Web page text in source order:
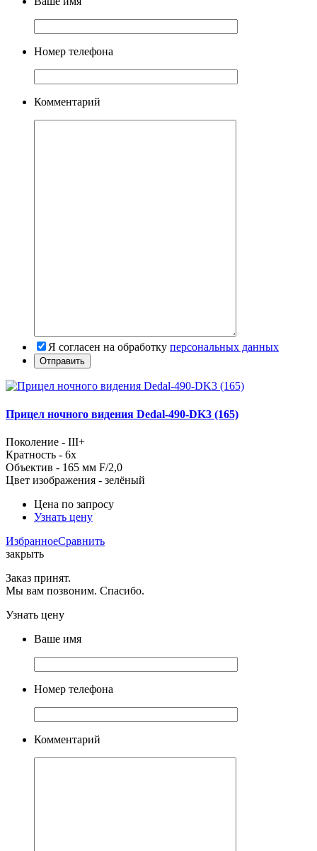
Номер телефона
Комментарий
Я согласен на обработку персональных данных
Прицел ночного видения Dedal-490-DK3 (165)
Поколение - III+
Кратность - 6x
Объектив - 165 мм F/2,0
Цвет изображения - зелёный
Цена по запросу
Узнать цену
ИзбранноеСравнить
закрыть
Заказ принят.
Мы вам позвоним. Спасибо.
Узнать цену
Ваше имя
Номер телефона
Комментарий